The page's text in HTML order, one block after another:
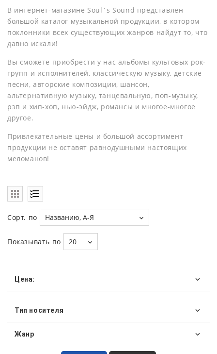
В интернет-магазине Soul`s Sound представлен
большой каталог музыкальной продукции, в котором
поклонники всех существующих жанров найдут то, что
давно искали!
Вы сможете приобрести у нас альбомы культовых рок-
групп и исполнителей, классическую музыку, детские
песни, авторские композиции, шансон,
альтернативную музыку, танцевальную, поп-музыку,
рэп и хип-хоп, нью-эйдж, романсы и многое-многое
другое.
Привлекательные цены и большой ассортимент
продукции не оставят равнодушными настоящих
меломанов!
Сорт. по Названию, А-Я
Показывать по 20
Цена:
Тип носителя
Жанр